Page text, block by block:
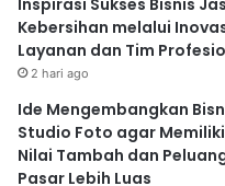
Inspirasi Sukses Bisnis
Kebersihan melalui
Layanan dan Tim
2 hari ago
Ide Mengembangkan
Studio Foto agar Memiliki
Nilai Tambah dan
Pasar Lebih Luas